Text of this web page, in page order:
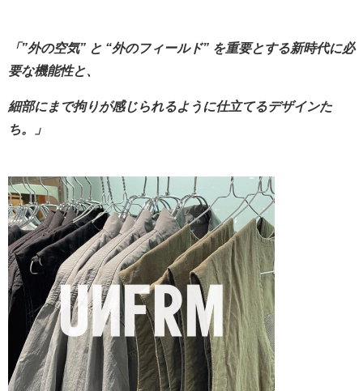
「”外の空気” と “外のフィールド” を重要とする新時代に必
要な機能性と、
細部にまで拘りが感じられるように仕立てるデザインた
ち。」